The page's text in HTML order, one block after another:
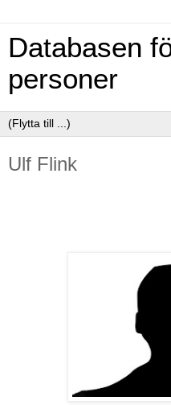
Databasen
personer
Ulf Flink